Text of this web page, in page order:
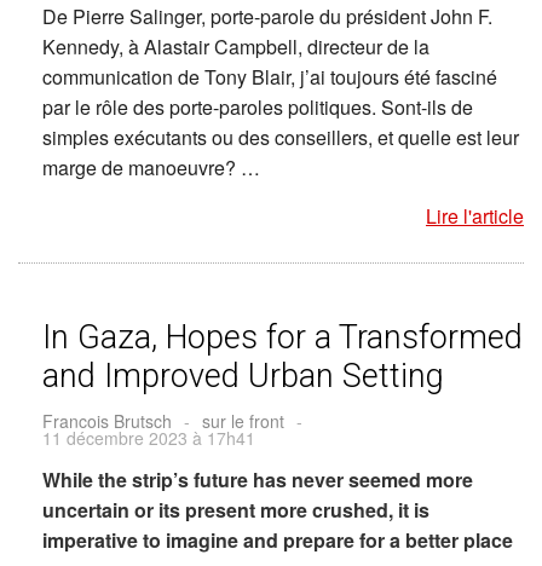
De Pierre Salinger, porte-parole du président John F.
Kennedy, à Alastair Campbell, directeur de la
communication de Tony Blair, j’ai toujours été fasciné
par le rôle des porte-paroles politiques. Sont-ils de
simples exécutants ou des conseillers, et quelle est leur
marge de manoeuvre? …
Lire l'article
In Gaza, Hopes for a Transformed
and Improved Urban Setting
Francois Brutsch - sur le front -
11 décembre 2023 à 17h41
While the strip’s future has never seemed more
uncertain or its present more crushed, it is
imperative to imagine and prepare for a better place